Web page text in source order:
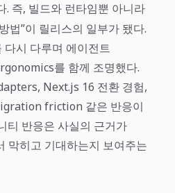
. 즉, 빌드와 런타임뿐 아니라
법”이 릴리스의 일부가 됐다.
시 다루며 에이전트
를 함께 조명했다.
Next.js 16 전환 경험,
friction 같은 반응이
티 반응은 사실의 근거가
막히고 기대하는지 보여주는